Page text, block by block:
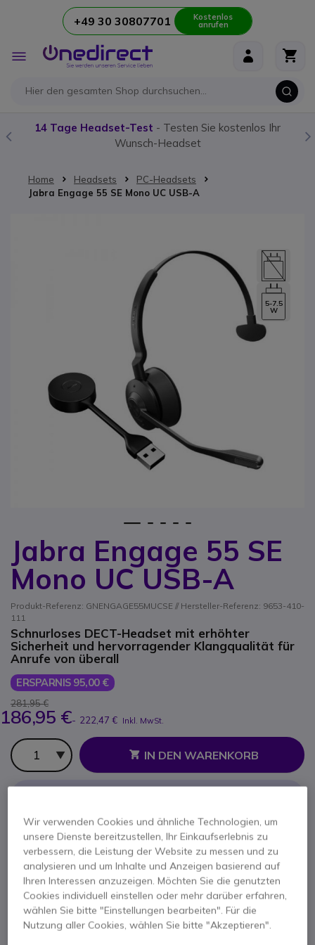
Zum Inhalt springen+49 30 30807701 Kostenlos
anrufen
Navigation
umschalten
14 Tage Headset-Test - Testen Sie kostenlos Ihr
Wunsch-Headset
Home Headsets
PC-Headsets
Jabra Engage 55 SE Mono UC USB-A
Jabra Engage 55 SE
Mono UC USB-A
Produkt-Referenz: GNENGAGE55MUCSE // Hersteller-Referenz: 9653-410-
111
Schnurloses DECT-Headset mit erhöhter
Sicherheit und hervorragender Klangqualität für
Anrufe von überall
ERSPARNIS 95,00 €
281,95 €
186,95 €- 222,47 € Inkl. MwSt.
Anzahl
IN DEN WARENKORB
54 Produkteauf Lager Lieferung: 24/48 Std.
21 Produkte im Plattformbestand
Lieferung: 5-7 Tage
2 Jahre Herstellergarantie
5-7.5
W
Zum Anfang der Bildgalerie springen
Wir verwenden Cookies und ähnliche Technologien, um
unsere Dienste bereitzustellen, Ihr Einkaufserlebnis zu
verbessern, die Leistung der Website zu messen und zu
analysieren und um Inhalte und Anzeigen basierend auf
Ihren Interessen anzuzeigen. Möchten Sie die genutzten
Cookies individuell einstellen oder mehr darüber erfahren,
wählen Sie bitte "Einstellungen bearbeiten". Für die
Nutzung aller Cookies, wählen Sie bitte "Akzeptieren".